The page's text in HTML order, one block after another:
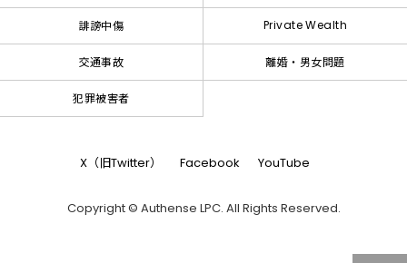
誹謗中傷 Private Wealth
交通事故 離婚・男女問題
犯罪被害者
X（旧Twitter） Facebook YouTube
Copyright © Authense LPC. All Rights Reserved.